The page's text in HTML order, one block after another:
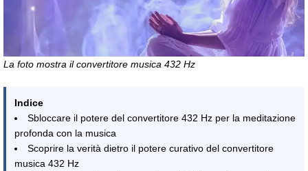
La foto mostra il convertitore musica 432 Hz
Indice
Sbloccare il potere del convertitore 432 Hz per la meditazione
profonda con la musica
Scoprire la verità dietro il potere curativo del convertitore
musica 432 Hz